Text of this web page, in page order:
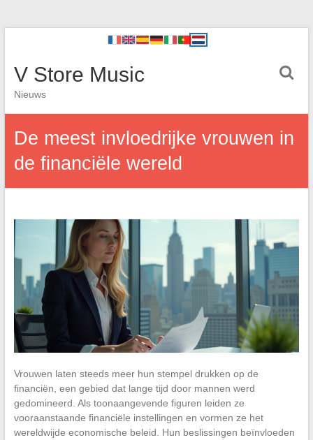
V Store Music
Nieuws
De meest invloedrijke vrouwen in
de financiële wereld
Vrouwen laten steeds meer hun stempel drukken op de
financiën, een gebied dat lange tijd door mannen werd
gedomineerd. Als toonaangevende figuren leiden ze
vooraanstaande financiële instellingen en vormen ze het
wereldwijde economische beleid. Hun beslissingen beïnvloeden